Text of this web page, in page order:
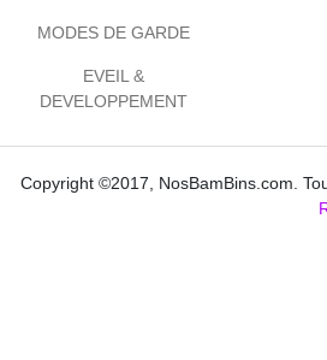
MODES DE GARDE
EVEIL &
DEVELOPPEMENT
Copyright ©2017, NosBamBins.com.